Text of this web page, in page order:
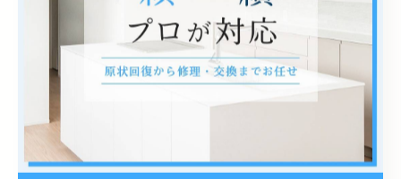
住所 : 埼玉県坂戸市清水町46番40号302
電話番号 : 049-270-9057
--------------------------------------------------------------------